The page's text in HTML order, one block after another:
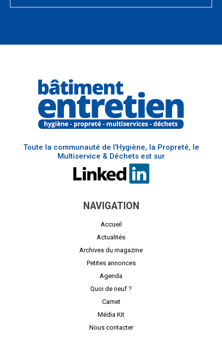
Toute la communauté de l'Hygiène, la Propreté, le
Multiservice & Déchets est sur
NAVIGATION
Accueil
Actualités
Archives du magazine
Petites annonces
Agenda
Quoi de neuf ?
Carnet
Média Kit
Nous contacter